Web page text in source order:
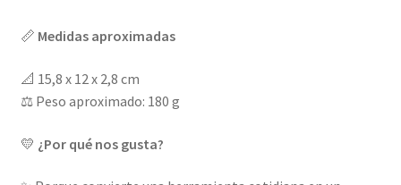
📏 Medidas aproximadas
📐 15,8 x 12 x 2,8 cm
⚖️ Peso aproximado: 180 g
💛 ¿Por qué nos gusta?